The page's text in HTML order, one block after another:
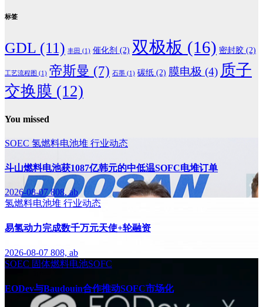
标签
GDL (11) 丰田 (1) 催化剂 (2) 双极板 (16) 密封胶 (2)
工艺流程图 (1) 帝斯曼 (7) 石墨 (1) 碳纸 (2) 膜电极 (4) 质子
交换膜 (12)
You missed
SOEC 氢燃料电池堆 行业动态
斗山燃料电池获1087亿韩元的中低温SOFC电堆订单
2026-08-07808, ab
氢燃料电池堆 行业动态
易氢动力完成数千万元天使+轮融资
2026-08-07 808, ab
SOEC 固体燃料电池SOFC
EODev与Baudouin合作推动SOFC市场化